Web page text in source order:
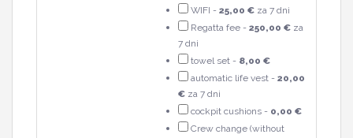
WIFI - 25,00 € za 7 dni
Regatta fee - 250,00 € za
7 dni
towel set - 8,00 €
automatic life vest - 20,00
€ za 7 dni
cockpit cushions - 0,00 €
Crew change (without